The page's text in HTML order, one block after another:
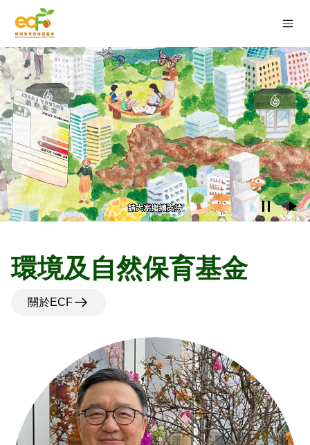
環境及自然保育基金
關於ECF